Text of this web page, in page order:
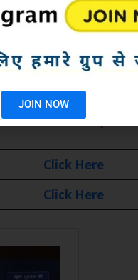
को डाउनलोड करें
चैनल को अभी जॉइन कर ले
Click Here
Click Here
JOIN NOW